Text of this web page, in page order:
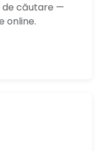
căutare —
online.